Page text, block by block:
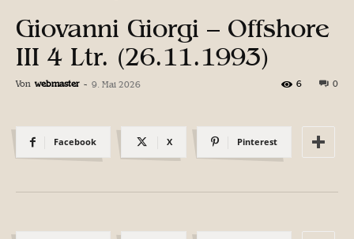
Giovanni Giorgi – Offshore
III 4 Ltr. (26.11.1993)
Von webmaster - 9. Mai 2026 0
6
Facebook X Pinterest